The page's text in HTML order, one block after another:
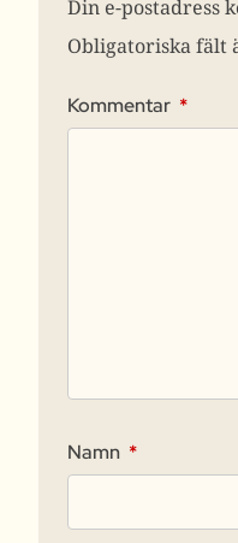
Din e-postadress
Obligatoriska fält
Kommentar *
Namn *